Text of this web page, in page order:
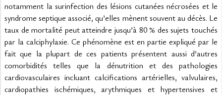
notamment la surinfection des lésions cutanées nécrosées et le
syndrome septique associé, qu’elles mènent souvent au décès. Le
taux de mortalité peut atteindre jusqu’à 80 % des sujets touchés
par la calciphylaxie. Ce phénomène est en partie expliqué par le
fait que la plupart de ces patients présentent aussi d’autres
comorbidités telles que la dénutrition et des pathologies
cardiovasculaires incluant calcifications artérielles, valvulaires,
cardiopathies ischémiques, arythmiques et hypertensives et